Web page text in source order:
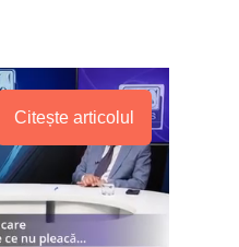
Citește articolul